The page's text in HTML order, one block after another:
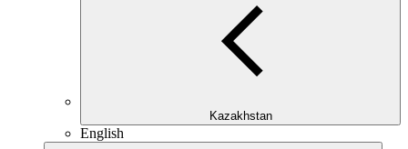
Kazakhstan
English